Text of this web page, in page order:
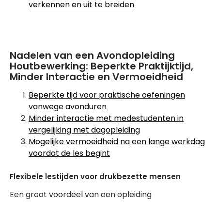
verkennen en uit te breiden
Nadelen van een Avondopleiding
Houtbewerking: Beperkte Praktijktijd,
Minder Interactie en Vermoeidheid
Beperkte tijd voor praktische oefeningen
vanwege avonduren
Minder interactie met medestudenten in
vergelijking met dagopleiding
Mogelijke vermoeidheid na een lange werkdag
voordat de les begint
Flexibele lestijden voor drukbezette mensen
Een groot voordeel van een opleiding